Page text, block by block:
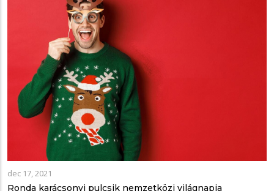
dec 17, 2021
Ronda karácsonyi pulcsik nemzetközi világnapja